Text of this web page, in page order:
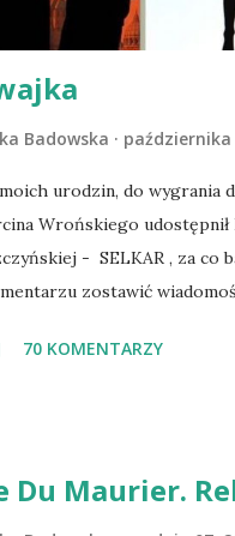
cieszyć sobą wzajemnie już
Badowska października
urodzin, do wygrania
Wrońskiego udostępnił
- SELKAR , za co
zostawić
się w niedzielę o
70 KOMENTARZY
Du Maurier.